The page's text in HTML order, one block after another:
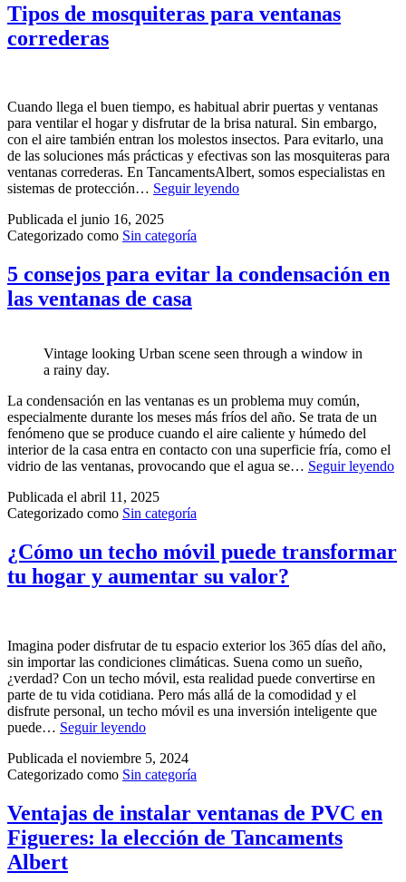
Tipos de mosquiteras para ventanas
correderas
Cuando llega el buen tiempo, es habitual abrir puertas y ventanas
para ventilar el hogar y disfrutar de la brisa natural. Sin embargo,
con el aire también entran los molestos insectos. Para evitarlo, una
de las soluciones más prácticas y efectivas son las mosquiteras para
ventanas correderas. En TancamentsAlbert, somos especialistas en
sistemas de protección… Seguir leyendo
Publicada el junio 16, 2025
Categorizado como Sin categoría
5 consejos para evitar la condensación en
las ventanas de casa
Vintage looking Urban scene seen through a window in
a rainy day.
La condensación en las ventanas es un problema muy común,
especialmente durante los meses más fríos del año. Se trata de un
fenómeno que se produce cuando el aire caliente y húmedo del
interior de la casa entra en contacto con una superficie fría, como el
vidrio de las ventanas, provocando que el agua se… Seguir leyendo
Publicada el abril 11, 2025
Categorizado como Sin categoría
¿Cómo un techo móvil puede transformar
tu hogar y aumentar su valor?
Imagina poder disfrutar de tu espacio exterior los 365 días del año,
sin importar las condiciones climáticas. Suena como un sueño,
¿verdad? Con un techo móvil, esta realidad puede convertirse en
parte de tu vida cotidiana. Pero más allá de la comodidad y el
disfrute personal, un techo móvil es una inversión inteligente que
puede… Seguir leyendo
Publicada el noviembre 5, 2024
Categorizado como Sin categoría
Ventajas de instalar ventanas de PVC en
Figueres: la elección de Tancaments
Albert